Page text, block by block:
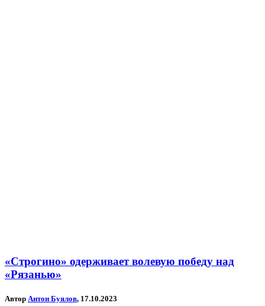
«Строгино» одерживает волевую победу над
«Рязанью»
Автор Антон Буялов, 17.10.2023